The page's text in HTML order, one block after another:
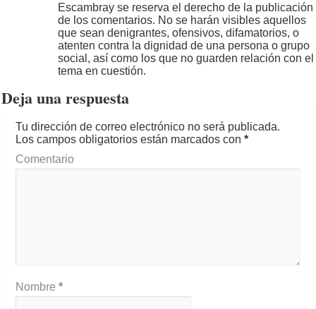
Escambray se reserva el derecho de la publicación
de los comentarios. No se harán visibles aquellos
que sean denigrantes, ofensivos, difamatorios, o
atenten contra la dignidad de una persona o grupo
social, así como los que no guarden relación con el
tema en cuestión.
Deja una respuesta
Tu dirección de correo electrónico no será publicada.
Los campos obligatorios están marcados con*
Comentario
Nombre*